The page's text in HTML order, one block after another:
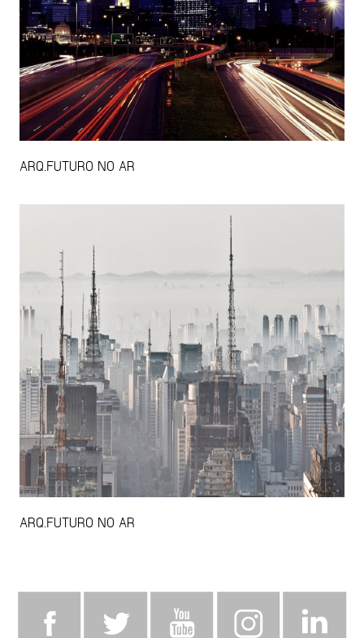
ARQ.FUTURO NO AR
ARQ.FUTURO NO AR